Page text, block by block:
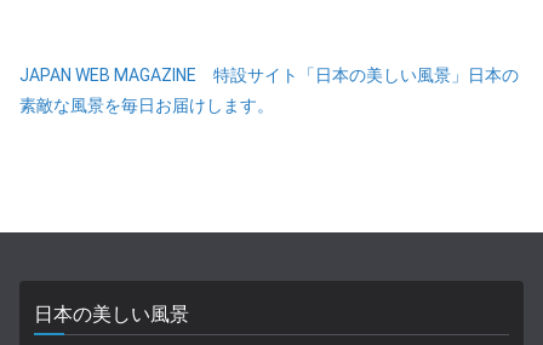
JAPAN WEB MAGAZINE 特設サイト「日本の美しい風景」日本の
素敵な風景を毎日お届けします。
日本の美しい風景